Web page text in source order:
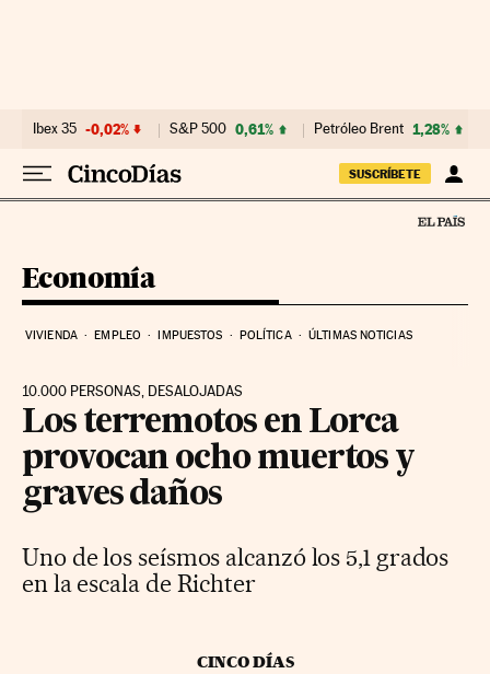
Ibex 35 -0,02% S&P 500 0,61% Petróleo Brent 1,28%
SUSCRÍBETE
Economía
VIVIENDA EMPLEO IMPUESTOS POLÍTICA ÚLTIMAS NOTICIAS
10.000 PERSONAS, DESALOJADAS
Los terremotos en Lorca
provocan ocho muertos y
graves daños
Uno de los seísmos alcanzó los 5,1 grados
en la escala de Richter
CINCO DÍAS